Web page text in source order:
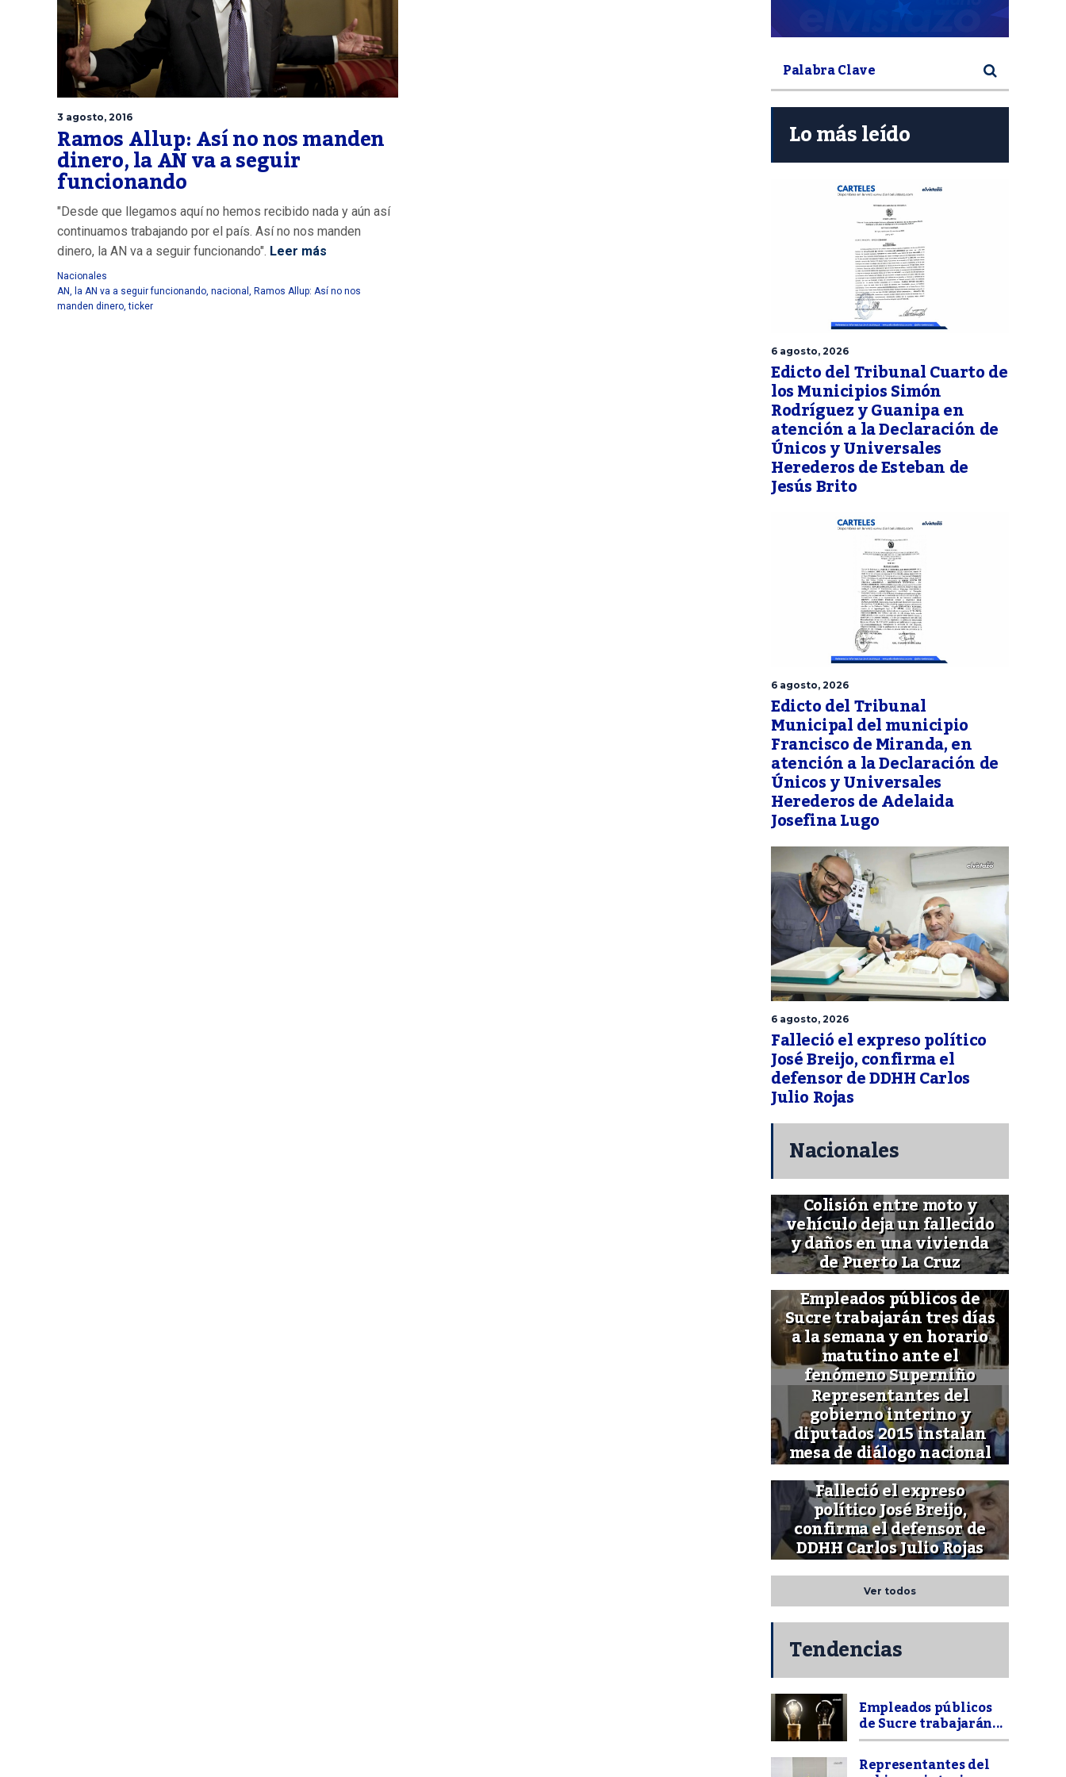
3 agosto, 2016
Ramos Allup: Así no nos manden
dinero, la AN va a seguir
funcionando
"Desde que llegamos aquí no hemos recibido nada y aún así
continuamos trabajando por el país. Así no nos manden
dinero, la AN va a seguir funcionando". Leer más
Nacionales
AN, la AN va a seguir funcionando, nacional , Ramos Allup: Así no nos
manden dinero,ticker
Lo más leído
6 agosto, 2026
Edicto del Tribunal Cuarto de
los Municipios Simón
Rodríguez y Guanipa en
atención a la Declaración de
Únicos y Universales
Herederos de Esteban de
Jesús Brito
6 agosto, 2026
Edicto del Tribunal
Municipal del municipio
Francisco de Miranda, en
atención a la Declaración de
Únicos y Universales
Herederos de Adelaida
Josefina Lugo
6 agosto, 2026
Falleció el expreso político
José Breijo, confirma el
defensor de DDHH Carlos
Julio Rojas
Nacionales
Colisión entre moto y
vehículo deja un fallecido
y daños en una vivienda
de Puerto La Cruz
Empleados públicos de
Sucre trabajarán tres días
a la semana y en horario
matutino ante el
fenómeno Superniño
Representantes del
gobierno interino y
diputados 2015 instalan
mesa de diálogo nacional
Falleció el expreso
político José Breijo,
confirma el defensor de
DDHH Carlos Julio Rojas
Ver todos
Tendencias
Empleados públicos
de Sucre trabajarán...
Representantes del